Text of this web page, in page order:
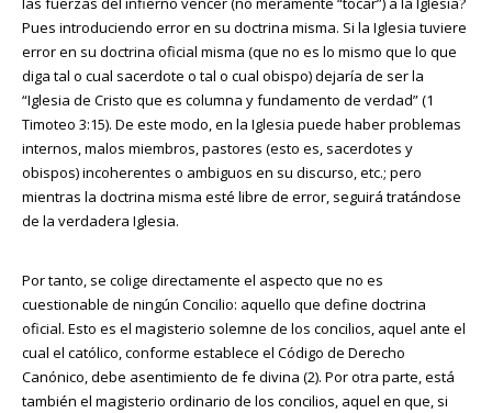
Pues introduciendo error en su doctrina misma. Si la Iglesia tuviere
error en su doctrina oficial misma (que no es lo mismo que lo que
diga tal o cual sacerdote o tal o cual obispo) dejaría de ser la
“Iglesia de Cristo que es columna y fundamento de verdad” (1
Timoteo 3:15). De este modo, en la Iglesia puede haber problemas
internos, malos miembros, pastores (esto es, sacerdotes y
obispos) incoherentes o ambiguos en su discurso, etc.; pero
mientras la doctrina misma esté libre de error, seguirá tratándose
de la verdadera Iglesia.
Por tanto, se colige directamente el aspecto que no es
cuestionable de ningún Concilio: aquello que define doctrina
oficial. Esto es el magisterio solemne de los concilios, aquel ante el
cual el católico, conforme establece el Código de Derecho
Canónico, debe asentimiento de fe divina (2). Por otra parte, está
también el magisterio ordinario de los concilios, aquel en que, si